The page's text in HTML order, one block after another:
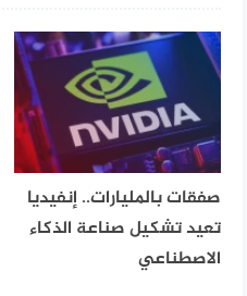
صفقات بالمليارات.. إنفيديا
تعيد تشكيل صناعة الذكاء
الاصطناعي